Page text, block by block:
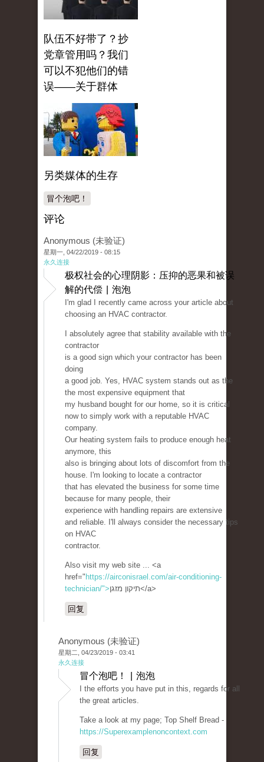
队伍不好带了？抄
党章管用吗？我们
可以不犯他们的错
误——关于群体
另类媒体的生存
冒个泡吧！
评论
Anonymous (未验证)
星期一, 04/22/2019 - 08:15
永久连接
极权社会的心理阴影：压抑的恶果和被误
解的代偿 | 泡泡
I'm glad I recently came across your article about
choosing an HVAC contractor.
I absolutely agree that stability available with the
contractor
is a good sign which your contractor has been
doing
a good job. Yes, HVAC system stands out as the
the most expensive equipment that
my husband bought for our home, so it is critical
now to simply work with a reputable HVAC
company.
Our heating system fails to produce enough heat
anymore, this
also is bringing about lots of discomfort from the
house. I'm looking to locate a contractor
that has elevated the business for some time
because for many people, their
experience with handling repairs are extensive
and reliable. I'll always consider the necessary tips
on HVAC
contractor.
Also visit my web site ... <a
href=" https://airconisrael.com/air-conditioning-
technician/">
תיקון מזגן</a>
回复
Anonymous (未验证)
星期二, 04/23/2019 - 03:41
永久连接
冒个泡吧！ | 泡泡
I the efforts you have put in this, regards for all
the great articles.
Take a look at my page; Top Shelf Bread -
https://Superexamplenoncontext.com
回复